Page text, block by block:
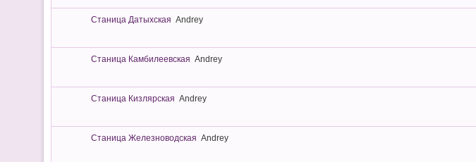
Станица Датыхская Andrey
Станица Камбилеевская Andrey
Станица Кизлярская Andrey
Станица Железноводская Andrey